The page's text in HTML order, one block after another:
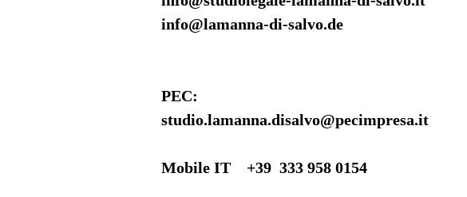
info@lamanna-di-salvo.de
PEC:
studio.lamanna.disalvo@pecimpresa.it
Mobile IT +39 333 958 0154